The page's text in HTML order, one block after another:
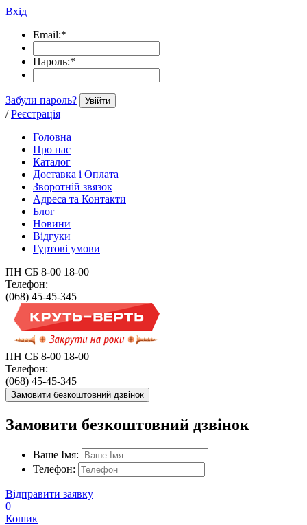
Вхід
Email:*
Пароль:*
Забули пароль? Увійти
/ Реєстрація
Головна
Про нас
Каталог
Доставка і Оплата
Зворотній звязок
Адреса та Контакти
Блог
Новини
Відгуки
Гуртові умови
ПН СБ 8-00 18-00
Телефон:
(068) 45-45-345
ПН СБ 8-00 18-00
Телефон:
(068) 45-45-345
Замовити безкоштовний дзвінок
Замовити безкоштовний дзвінок
Ваше Імя:
Телефон:
Відправити заявку
0
Кошик